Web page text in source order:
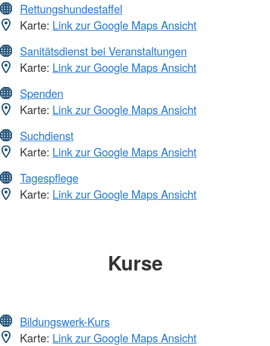
Rettungshundestaffel
Karte: Link zur Google Maps Ansicht
Sanitätsdienst bei Veranstaltungen
Karte: Link zur Google Maps Ansicht
Spenden
Karte: Link zur Google Maps Ansicht
Suchdienst
Karte: Link zur Google Maps Ansicht
Tagespflege
Karte: Link zur Google Maps Ansicht
Kurse
Bildungswerk-Kurs
Karte: Link zur Google Maps Ansicht